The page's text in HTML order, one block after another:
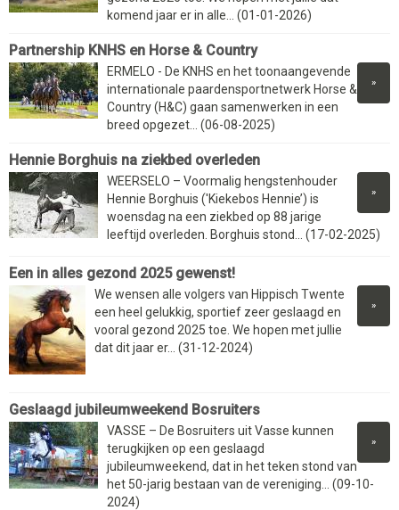
komend jaar er in alle... (01-01-2026)
Partnership KNHS en Horse & Country
»
ERMELO - De KNHS en het toonaangevende
internationale paardensportnetwerk Horse &
Country (H&C) gaan samenwerken in een
breed opgezet... (06-08-2025)
Hennie Borghuis na ziekbed overleden
»
WEERSELO – Voormalig hengstenhouder
Hennie Borghuis ('Kiekebos Hennie’) is
woensdag na een ziekbed op 88 jarige
leeftijd overleden. Borghuis stond... (17-02-2025)
Een in alles gezond 2025 gewenst!
»
We wensen alle volgers van Hippisch Twente
een heel gelukkig, sportief zeer geslaagd en
vooral gezond 2025 toe. We hopen met jullie
dat dit jaar er... (31-12-2024)
Geslaagd jubileumweekend Bosruiters
»
VASSE – De Bosruiters uit Vasse kunnen
terugkijken op een geslaagd
jubileumweekend, dat in het teken stond van
het 50-jarig bestaan van de vereniging... (09-10-
2024)